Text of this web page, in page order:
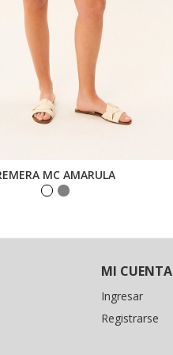
MC AMARULA
MI CUENTA
Ingresar
Registrarse